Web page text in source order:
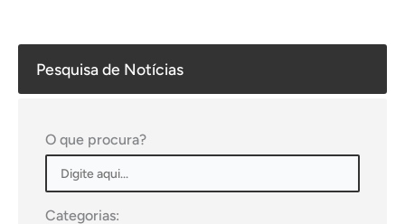
Pesquisa de Notícias
O que procura?
Categorias: